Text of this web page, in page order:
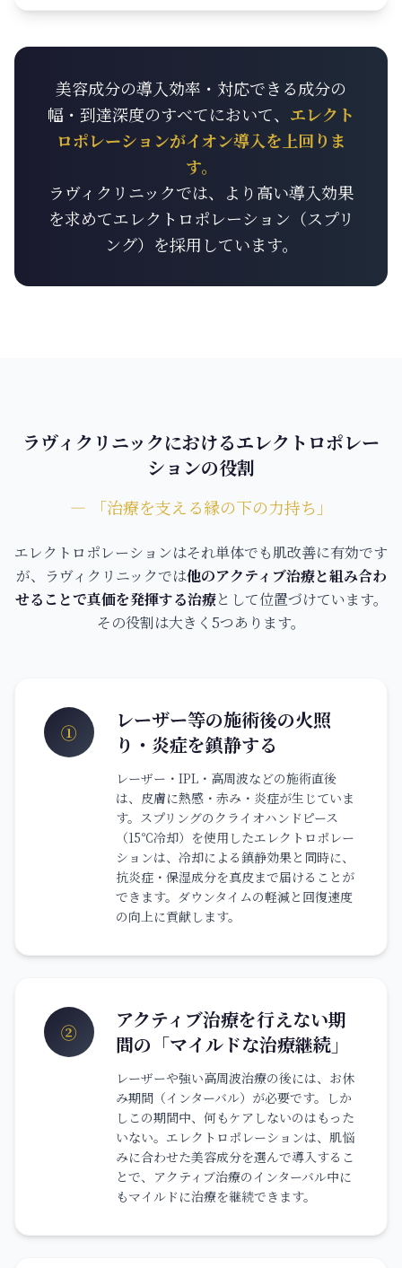
美容成分の導入効率・対応できる成分の
幅・到達深度のすべてにおいて、 エレクト
ロポレーションがイオン導入を上回りま
す。
ラヴィクリニックでは、より高い導入効果
を求めてエレクトロポレーション（スプリ
ング）を採用しています。
ラヴィクリニックにおけるエレクトロポレー
ションの役割
― 「治療を支える縁の下の力持ち」
エレクトロポレーションはそれ単体でも肌改善に有効です
が、ラヴィクリニックでは他のアクティブ治療と組み合わ
せることで真価を発揮する治療として位置づけています。
その役割は大きく5つあります。
①
レーザー等の施術後の火照
り・炎症を鎮静する
レーザー・IPL・高周波などの施術直後
は、皮膚に熱感・赤み・炎症が生じていま
す。スプリングのクライオハンドピース
（15℃冷却）を使用したエレクトロポレー
ションは、冷却による鎮静効果と同時に、
抗炎症・保湿成分を真皮まで届けることが
できます。ダウンタイムの軽減と回復速度
の向上に貢献します。
②
アクティブ治療を行えない期
間の「マイルドな治療継続」
レーザーや強い高周波治療の後には、お休
み期間（インターバル）が必要です。しか
しこの期間中、何もケアしないのはもった
いない。エレクトロポレーションは、肌悩
みに合わせた美容成分を選んで導入するこ
とで、アクティブ治療のインターバル中に
もマイルドに治療を継続できます。